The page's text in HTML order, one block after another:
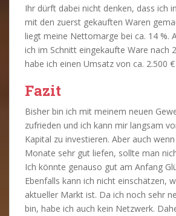
Ihr dürft dabei nicht denken, dass ich
mit den zuerst gekauften Waren
liegt meine Nettomarge bei ca. 14 %.
ich im Schnitt eingekaufte Ware nach
habe ich einen Umsatz von ca. 2.500
Fazit
Bisher bin ich mit meinem neuen
zufrieden und ich kann mir langsam
Kapital zu investieren. Aber auch
Monate sehr gut liefen, sollte man
Ich könnte genauso gut am Anfang
Ebenfalls kann ich nicht einschätzen,
aktueller Markt ist. Da ich noch sehr
bin, habe ich auch kein Netzwerk.